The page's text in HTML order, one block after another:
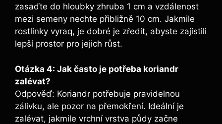
zasaďte do hloubky zhruba 1 cm a vzdálenost
mezi semeny nechte přibližně 10 cm. Jakmile
rostlinky vyraq, je dobré je zředit, abyste zajistili
lepší prostor pro jejich růst.
Otázka 4: Jak často je potřeba koriandr
zalévat?
Odpověď: Koriandr potřebuje pravidelnou
zálivku, ale pozor na přemokření. Ideální je
zalévat, jakmile vrchní vrstva půdy začne